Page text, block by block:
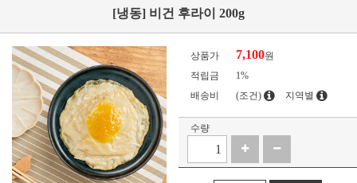
[냉동] 비건 후라이 200g
상품가 7,100원
적립금
1%
배송비
(조건) 지역별
수량